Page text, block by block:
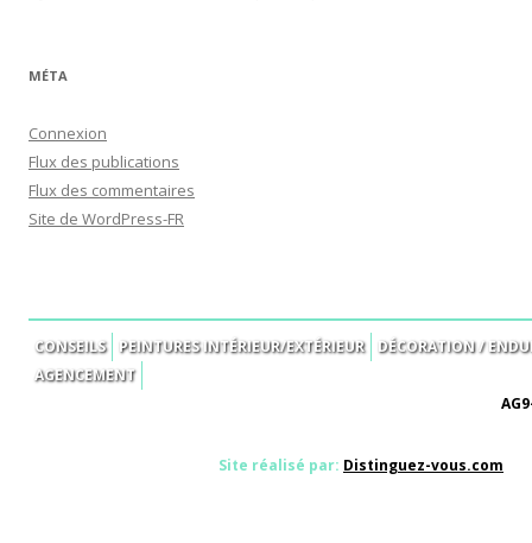
MÉTA
Connexion
Flux des publications
Flux des commentaires
Site de WordPress-FR
CONSEILS PEINTURES INTÉRIEUR/EXTÉRIEUR
DÉCORATION /
AGENCEMENT
Site réalisé par: Distinguez-vous.com